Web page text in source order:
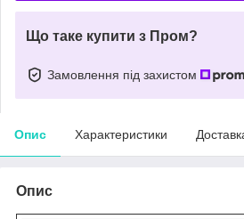
Що таке купити з Пром?
Замовлення під захистом
Опис Характеристики
Опис